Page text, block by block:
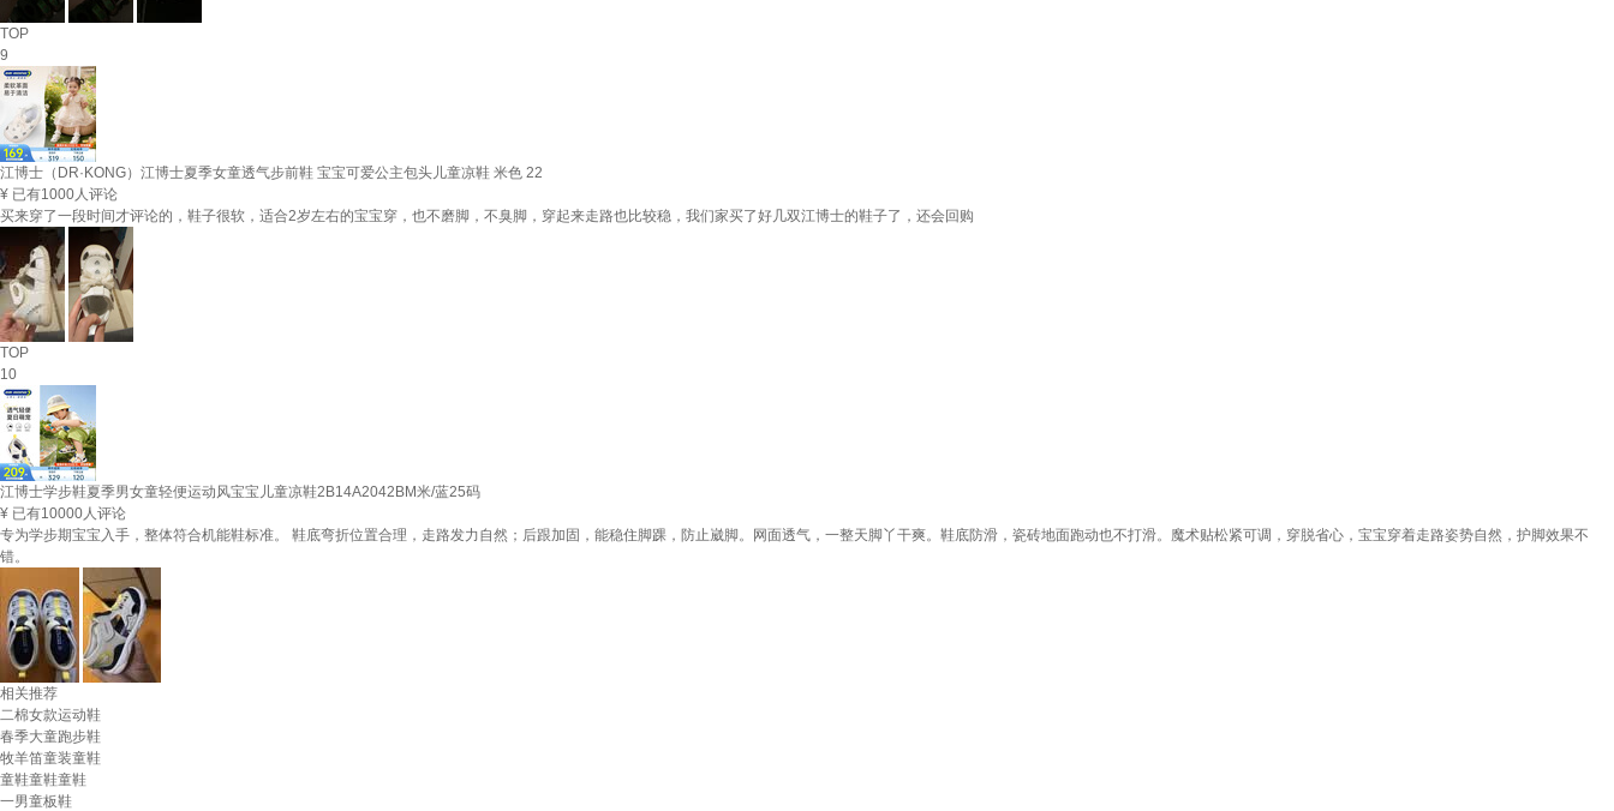
TOP
9
江博士（DR·KONG）江博士夏季女童透气步前鞋 宝宝可爱公主包头儿童凉鞋 米色 22
¥ 已有1000人评论
买来穿了一段时间才评论的，鞋子很软，适合2岁左右的宝宝穿，也不磨脚，不臭脚，穿起来走路也比较稳，我们家买了好几双江博士的鞋子了，还会回购
TOP
10
江博士学步鞋夏季男女童轻便运动风宝宝儿童凉鞋2B14A2042BM米/蓝25码
¥ 已有10000人评论
专为学步期宝宝入手，整体符合机能鞋标准。 鞋底弯折位置合理，走路发力自然；后跟加固，能稳住脚踝，防止崴脚。网面透气，一整天脚丫干爽。鞋底防滑，瓷砖地面跑动也不打滑。魔术贴松紧可调，穿脱省心，宝宝穿着走路姿势自然，护脚效果不
错。
相关推荐
二棉女款运动鞋
春季大童跑步鞋
牧羊笛童装童鞋
童鞋童鞋童鞋
一男童板鞋